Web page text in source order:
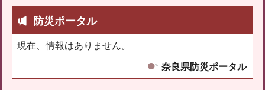
防災ポータル
現在、情報はありません。
奈良県防災ポータル